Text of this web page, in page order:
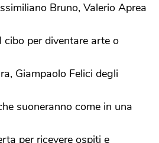
Bruno, Valerio Aprea
per diventare arte o
Giampaolo Felici degli
suoneranno come in una
per ricevere ospiti e